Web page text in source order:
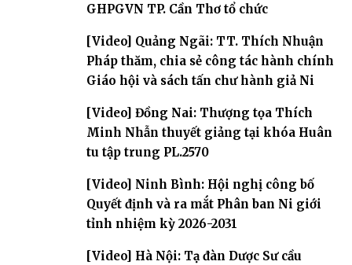
GHPGVN TP. Cần Thơ tổ chức
[Video] Quảng Ngãi: TT. Thích Nhuận
Pháp thăm, chia sẻ công tác hành chính
Giáo hội và sách tấn chư hành giả Ni
[Video] Đồng Nai: Thượng tọa Thích
Minh Nhẫn thuyết giảng tại khóa Huân
tu tập trung PL.2570
[Video] Ninh Bình: Hội nghị công bố
Quyết định và ra mắt Phân ban Ni giới
tỉnh nhiệm kỳ 2026-2031
[Video] Hà Nội: Tạ đàn Dược Sư cầu